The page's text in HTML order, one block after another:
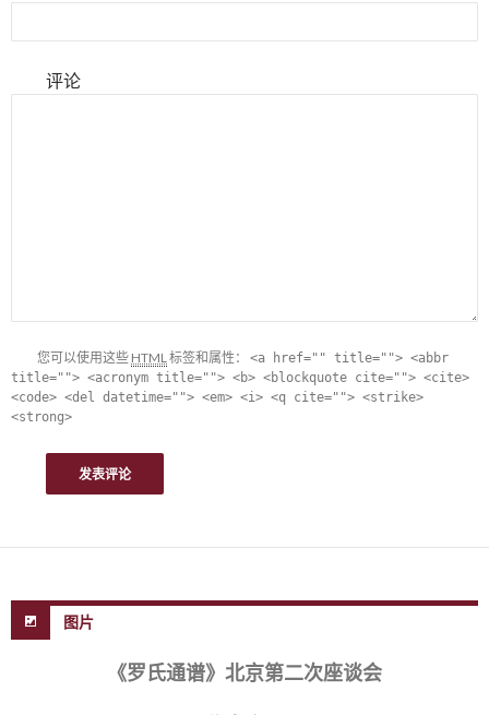
评论
您可以使用这些 HTML标签和属性： <a href="" title=""> <abbr
title=""> <acronym title=""> <b> <blockquote cite=""> <cite>
<code> <del datetime=""> <em> <i> <q cite=""> <strike>
<strong>
图片
《罗氏通谱》北京第二次座谈会